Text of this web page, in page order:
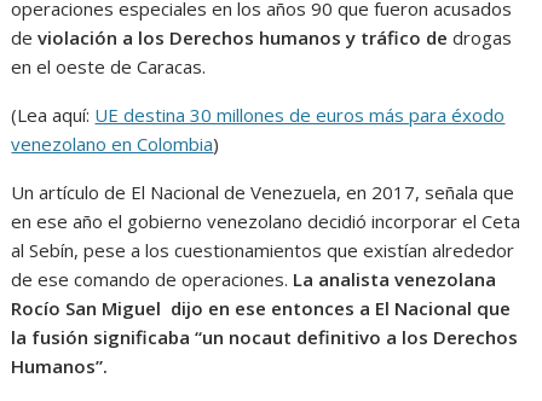
operaciones especiales en los años 90 que fueron acusados
deviolación a los Derechos humanos y tráfico de drogas
en el oeste de Caracas.
(Lea aquí: UE destina 30 millones de euros más para éxodo
venezolano en Colombia)
Un artículo de El Nacional de Venezuela, en 2017, señala que
en ese año el gobierno venezolano decidió incorporar el Ceta
al Sebín, pese a los cuestionamientos que existían alrededor
de ese comando de operaciones. La analista venezolana
Rocío San Miguel dijo en ese entonces a El Nacional que
la fusión significaba “un nocaut definitivo a los Derechos
Humanos”.